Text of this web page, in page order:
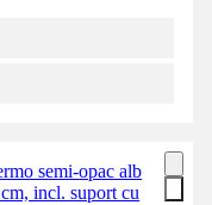
semi-opac alb
incl. suport cu